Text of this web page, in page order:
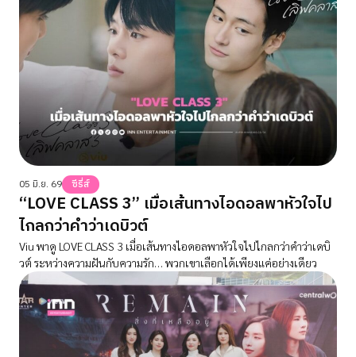
05 มิ.ย. 69 ซีรี่ส์
“LOVE CLASS 3” เมื่อเส้นทางไอดอลพาหัวใจไป
ไกลกว่าคำว่าเดบิวต์
Viu พาดู LOVE CLASS 3 เมื่อเส้นทางไอดอลพาหัวใจไปไกลกว่าคำว่าเดบิ
วต์ ระหว่างความฝันกับความรัก… พวกเขาเลือกได้เพียงแค่อย่างเดียว